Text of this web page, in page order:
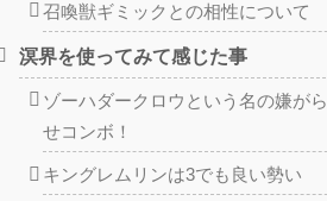
召喚獣ギミックとの相性について
溟界を使ってみて感じた事
ゾーハダークロウという名の嫌がら
せコンボ！
キングレムリンは3でも良い勢い